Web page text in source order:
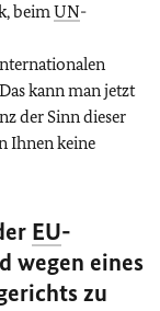
beimUN-
kann man jetzt
der Sinn dieser
Ihnen keine
EU-
wegen eines
zu